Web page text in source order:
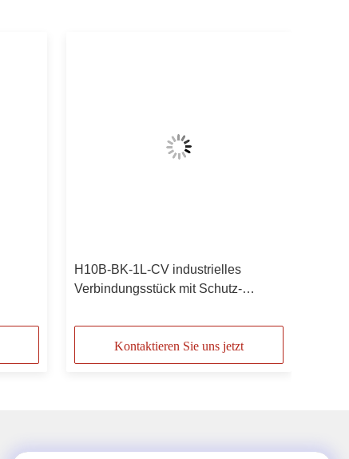
H10B-BK-1L-CV industrielles
Verbindungsstück mit Schutz-
Kontaktieren Sie uns jetzt